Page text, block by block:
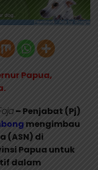
Papua,
– Penjabat (Pj)
mengimbau
(ASN) di
Papua untuk
dalam